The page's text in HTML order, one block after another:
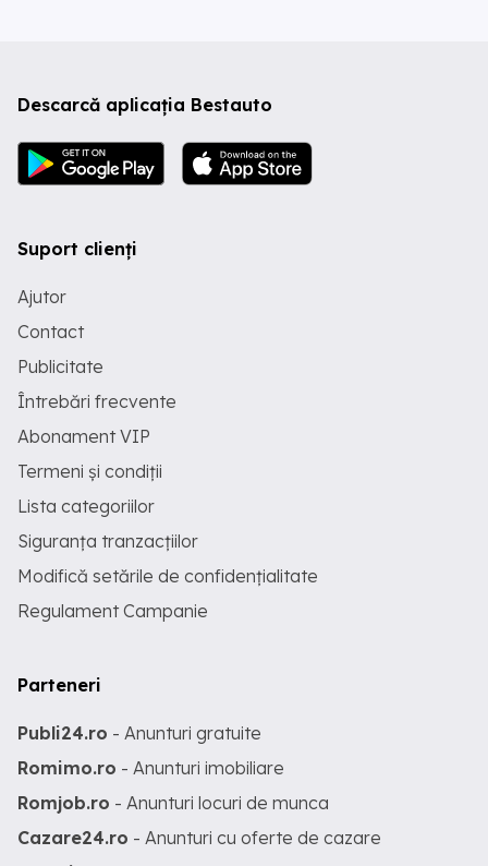
Descarcă aplicația Bestauto
Suport clienți
Ajutor
Contact
Publicitate
Întrebări frecvente
Abonament VIP
Termeni și condiții
Lista categoriilor
Siguranța tranzacțiilor
Modifică setările de confidențialitate
Regulament Campanie
Parteneri
Publi24.ro - Anunturi gratuite
Romimo.ro - Anunturi imobiliare
Romjob.ro - Anunturi locuri de munca
Cazare24.ro - Anunturi cu oferte de cazare